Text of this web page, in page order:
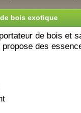
bois exotique
de bois et
des